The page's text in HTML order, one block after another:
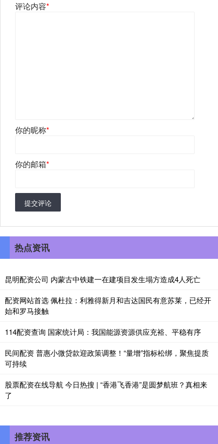
评论内容*
你的昵称*
你的邮箱*
提交评论
热点资讯
昆明配资公司 内蒙古中铁建一在建项目发生塌方造成4人死亡
配资网站首选 佩杜拉：利雅得新月和吉达国民有意苏莱，已经开
始和罗马接触
114配资查询 国家统计局：我国能源资源供应充裕、平稳有序
民间配资 普惠小微贷款迎政策调整！“量增”指标松绑，聚焦提质
可持续
股票配资在线导航 今日热搜 | “香港飞香港”是圆梦航班？真相来
了
推荐资讯